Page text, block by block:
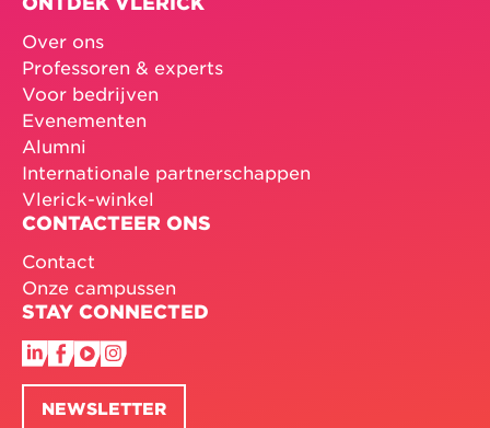
Over ons
Professoren & experts
Voor bedrijven
Evenementen
Alumni
Internationale partnerschappen
Vlerick-winkel
CONTACTEER ONS
Contact
Onze campussen
STAY CONNECTED
NEWSLETTER